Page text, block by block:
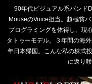
90年代ビジュアル系バン
MouseのVoice担当。超極貧
プログラミングを体得し、現
タトゥーモデル。３年間の海
年日本帰国。こんな私の株式
に返り